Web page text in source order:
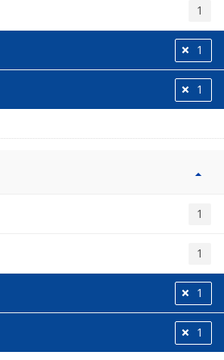
1
1
1
1
1
1
1